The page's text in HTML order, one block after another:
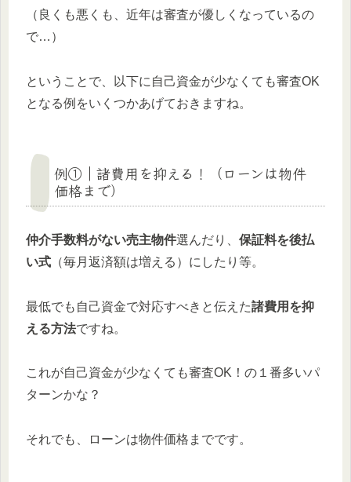
（良くも悪くも、近年は審査が優しくなっているの
で…）
ということで、以下に自己資金が少なくても審査OK
となる例をいくつかあげておきますね。
例①｜諸費用を抑える！（ローンは物件
価格まで）
仲介手数料がない売主物件選んだり、 保証料を後払
い式 （毎月返済額は増える）にしたり等。
最低でも自己資金で対応すべきと伝えた諸費用を抑
える方法ですね。
これが自己資金が少なくても審査OK！の１番多いパ
ターンかな？
それでも、ローンは物件価格までです。